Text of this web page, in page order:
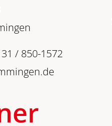
/ 850-1572